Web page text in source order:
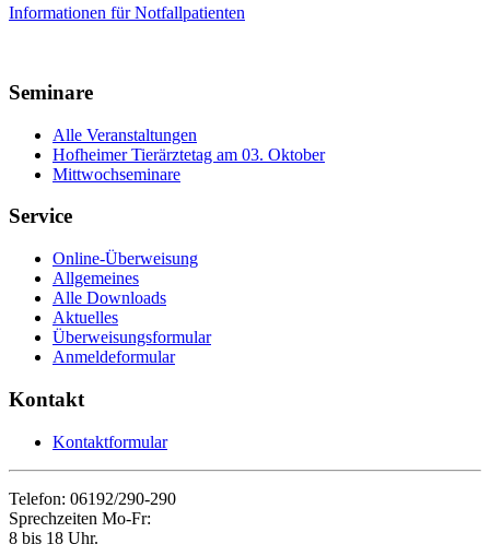
Informationen für Notfallpatienten
Seminare
Alle Veranstaltungen
Hofheimer Tierärztetag am 03. Oktober
Mittwochseminare
Service
Online-Überweisung
Allgemeines
Alle Downloads
Aktuelles
Überweisungsformular
Anmeldeformular
Kontakt
Kontaktformular
Telefon: 06192/290-290
Sprechzeiten Mo-Fr:
8 bis 18 Uhr.